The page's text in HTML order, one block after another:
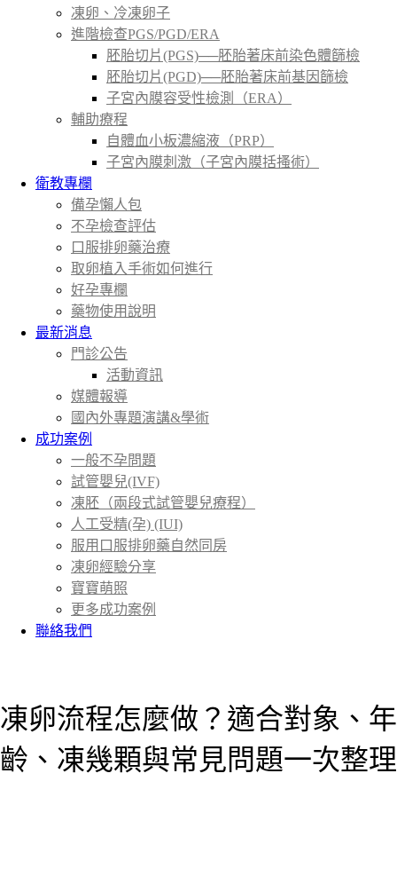
凍卵、冷凍卵子
進階檢查PGS/PGD/ERA
胚胎切片(PGS)──胚胎著床前染色體篩檢
胚胎切片(PGD)──胚胎著床前基因篩檢
子宮內膜容受性檢測（ERA）
輔助療程
自體血小板濃縮液（PRP）
子宮內膜刺激（子宮內膜括搔術）
衛教專欄
備孕懶人包
不孕檢查評估
口服排卵藥治療
取卵植入手術如何進行
好孕專欄
藥物使用說明
最新消息
門診公告
活動資訊
媒體報導
國內外專題演講&學術
成功案例
一般不孕問題
試管嬰兒(IVF)
凍胚（兩段式試管嬰兒療程）
人工受精(孕) (IUI)
服用口服排卵藥自然同房
凍卵經驗分享
寶寶萌照
更多成功案例
聯絡我們
凍卵流程怎麼做？適合對象、年
齡、凍幾顆與常見問題一次整理